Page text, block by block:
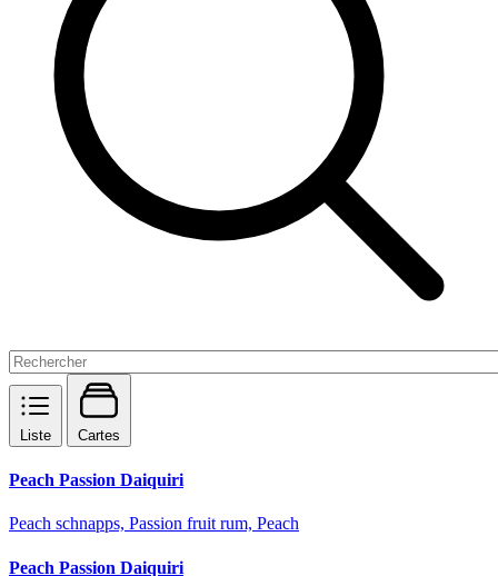
Liste Cartes
Peach Passion Daiquiri
Peach schnapps, Passion fruit rum, Peach
Peach Passion Daiquiri